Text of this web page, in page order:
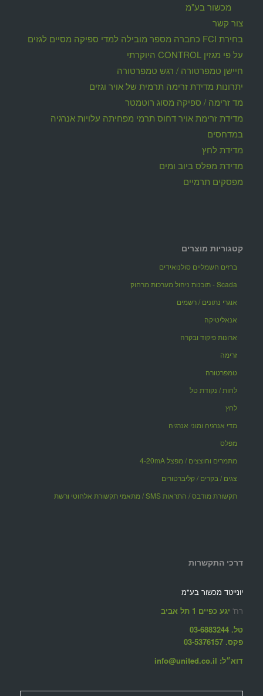
מכשור בע"מ
צור קשר
בחירת FCI כחברה מספר מובילה למדי ספיקה מסיים לגזים
על פי מגזין CONTROL היוקרתי
חיישן טמפרטורה / רגש טמפרטורה
יתרונות מדידת זרימה תרמית של אויר וגזים
מד זרימה / ספיקה מסוג רוטמטר
מדידת זרימת אויר דחוס תרמי מפחיתה עלויות אנרגיה
במדחסים
מדידת לחץ
מדידת מפלס ביוב ומים
מפסקים תרמיים
קטגוריות מוצרים
ברזים חשמליים סולנואידים
Scada - תוכנות ניהול מערכות מרחוק
אוגרי נתונים / רשמים
אנאליטיקה
ארונות פיקוד ובקרה
זרימה
טמפרטורה
לחות / נקודת טל
לחץ
מדי אנרגיה ומוני אנרגיה
מפלס
מתמרים וחוצצים / מפצל 4-20mA
צגים / בקרים / קליברטורים
תקשורת מודבס / התראות SMS / מתאמי תקשורת אלחוטי ורשת
דרכי התקשרות
יונייטד מכשור בע"מ
רח' יגע כפיים 1 תל אביב
טל. 03-6883244
פקס. 03-5376157
דוא״ל: info@united.co.il